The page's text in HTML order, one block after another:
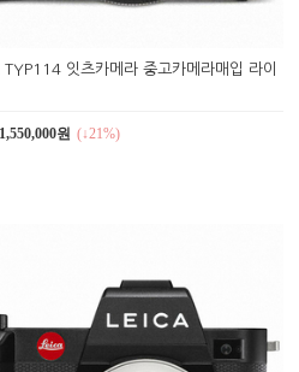
잇츠카메라 중고카메라매입 라이
1,550,000원 (↓21%)